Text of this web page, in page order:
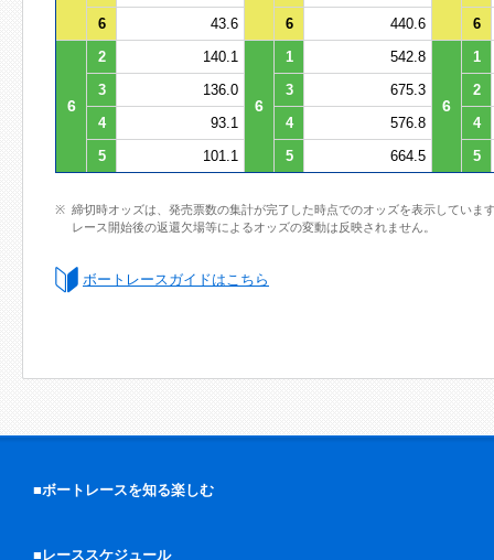
6
43.6 6 440.6 6
6
2 140.1
6
1 542.8
6
1
3
136.0 3 675.3
2
4
93.1 4 576.8
4
5
101.1 5 664.5 5
締切時オッズは、発売票数の集計が完了した時点でのオッズを表示していま
レース開始後の返還欠場等によるオッズの変動は反映されません。
ボートレースガイドはこちら
■ボートレースを知る楽しむ
■レーススケジュール